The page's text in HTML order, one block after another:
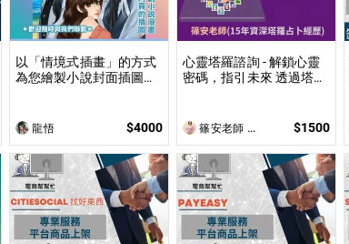
以「情境式插畫」的方式
為您繪製小說封面插圖或
畫法」繪製小說、漫畫封
面或彩色內頁插圖！
龍悟 $4000
心靈塔羅諮詢 - 解鎖心靈
密碼，指引未來 透過塔羅
揭開人生的答案與無限可
能！
篠安老師 Angel Yang $1500